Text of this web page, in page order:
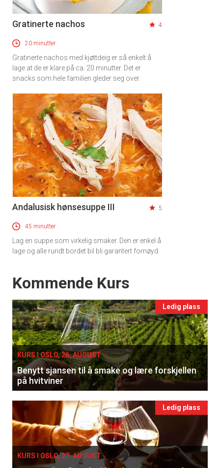
Gratinerte nachos 4
20 minutter
Gratinerte nachos med kjøttdeig er så enkelt å
lage at de er klare på ca. 20 minutter. Det er
snacks som hele familien gleder seg over.
Andalusisk hønsesuppe III 5
45 minutter
Lag en suppe som virkelig smaker. Den er enkel å
lage og alle rundt bordet bil bli garantert fornøyd.
Events
Kommende Kurs
Ledig plass
KURS I OSLO, 26. AUGUST
Benytt sjansen til å smake og lære forskjellen
på hvitviner
Ledig plass
KURS I OSLO, 27. AUGUST